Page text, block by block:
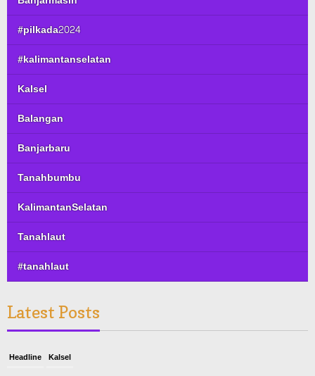
#pilkada2024
#kalimantanselatan
Kalsel
Balangan
Banjarbaru
Tanahbumbu
KalimantanSelatan
Tanahlaut
#tanahlaut
Latest Posts
Headline Kalsel